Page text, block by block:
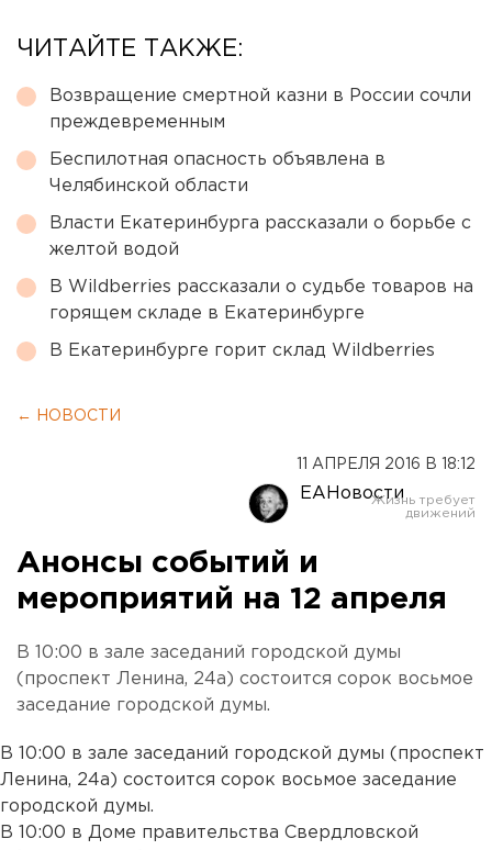
ЧИТАЙТЕ ТАКЖЕ:
Возвращение смертной казни в России сочли
преждевременным
Беспилотная опасность объявлена в
Челябинской области
Власти Екатеринбурга рассказали о борьбе с
желтой водой
В Wildberries рассказали о судьбе товаров на
горящем складе в Екатеринбурге
В Екатеринбурге горит склад Wildberries
← НОВОСТИ
11 АПРЕЛЯ 2016 В 18:12
ЕАНовости
Анонсы событий и
мероприятий на 12 апреля
В 10:00 в зале заседаний городской думы
(проспект Ленина, 24а) состоится сорок восьмое
заседание городской думы.
В 10:00 в зале заседаний городской думы (проспект
Ленина, 24а) состоится сорок восьмое заседание
городской думы.
В 10:00 в Доме правительства Свердловской